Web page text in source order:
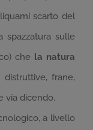
scarto del
spazzatura sulle
che la natura
frane,
via dicendo.
a livello